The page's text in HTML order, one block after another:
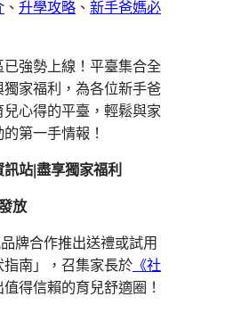
、 升學攻略 、 新手爸媽必
強勢上線！平臺集合全
家福利，為各位新手爸
心得的平臺，輕鬆與家
第一手情報！
站|盡享獨家福利
放
牌合作推出送禮或試用
南」，召集家長於 《社
得信賴的育兒舒適圈！